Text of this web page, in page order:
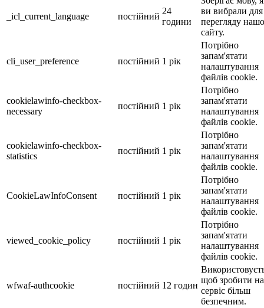
_icl_current_language постійний
24
години
ви вибрали для
перегляду
сайту.
cli_user_preference постійний 1 рік
Потрібно
запам'ятати
налаштування
файлів cookie.
cookielawinfo-checkbox-
necessary
постійний 1 рік
Потрібно
запам'ятати
налаштування
файлів cookie.
cookielawinfo-checkbox-
statistics
постійний 1 рік
Потрібно
запам'ятати
налаштування
файлів cookie.
CookieLawInfoConsent постійний 1 рік
Потрібно
запам'ятати
налаштування
файлів cookie.
viewed_cookie_policy постійний 1 рік
Потрібно
запам'ятати
налаштування
файлів cookie.
wfwaf-authcookie постійний 12 годин
щоб зробити
сервіс більш
безпечним.